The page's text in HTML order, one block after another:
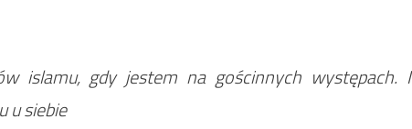
islamu, gdy jestem na gościnnych występach.
u siebie